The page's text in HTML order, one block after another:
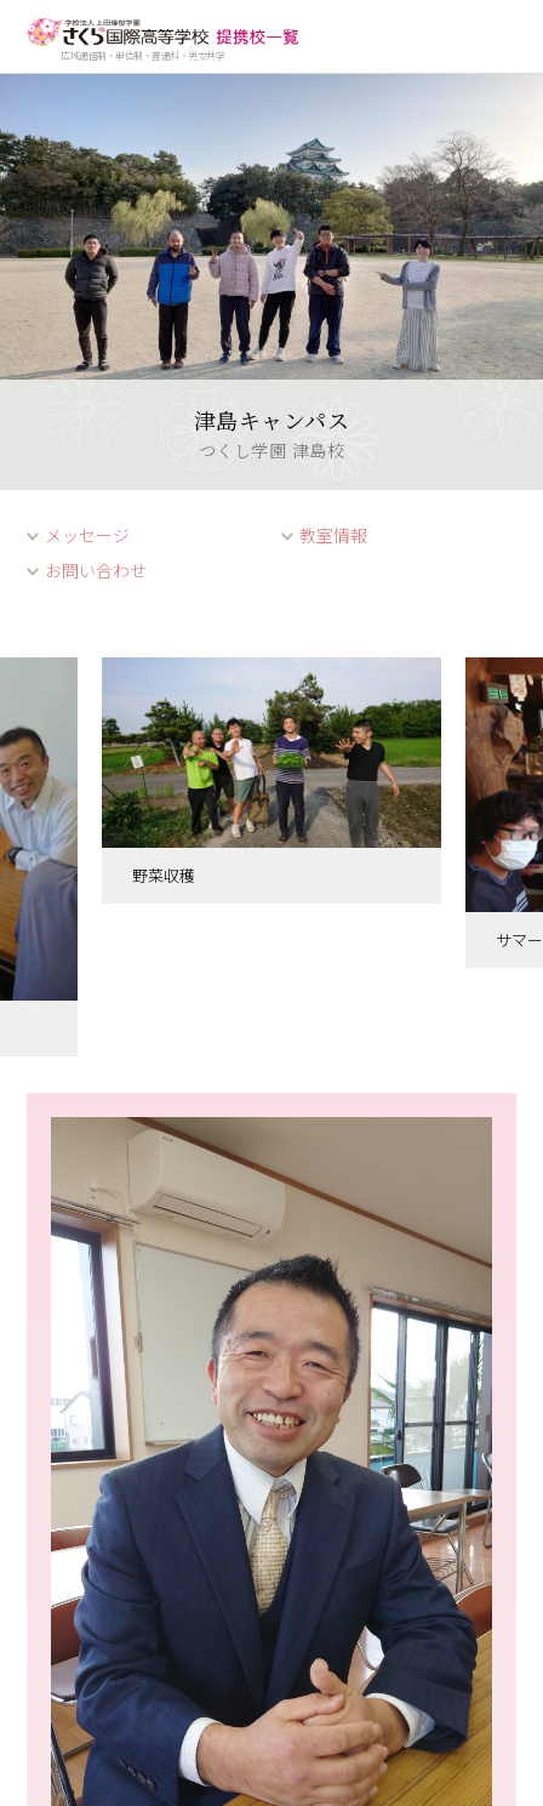
広域通信制・単位制・普通科・男女共学
津島キャンパス
つくし学園 津島校
メッセージ
教室情報
お問い合わせ
野菜収穫
サマ